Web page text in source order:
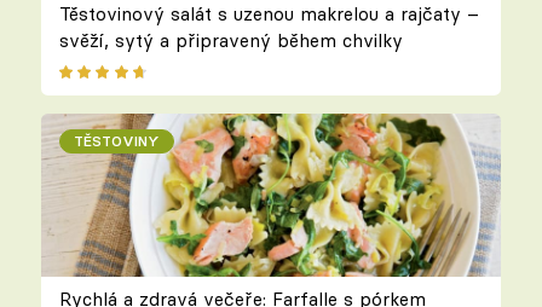
Těstovinový salát s uzenou makrelou a rajčaty –
svěží, sytý a připravený během chvilky
TĚSTOVINY
Rychlá a zdravá večeře: Farfalle s pórkem